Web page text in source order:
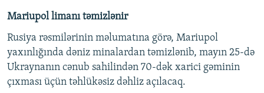
Mariupol limanı təmizlənir
Rusiya rəsmilərinin məlumatına görə, Mariupol
yaxınlığında dəniz minalardan təmizlənib, mayın 25-də
Ukraynanın cənub sahilindən 70-dək xarici gəminin
çıxması üçün təhlükəsiz dəhliz açılacaq.